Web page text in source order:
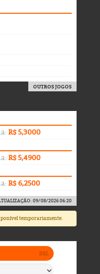
OUTROS JOGOS
R$ 5,3000
R$ 5,4900
R$ 6,2500
09/08/2026 06:20
temporariamente.